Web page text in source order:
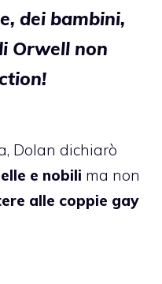
dei bambini,
Orwell non
Dolan dichiarò
e nobili ma non
alle coppie gay